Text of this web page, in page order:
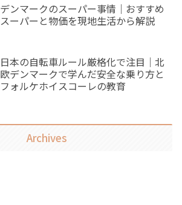
デンマークのスーパー事情｜おすすめ
スーパーと物価を現地生活から解説
日本の自転車ルール厳格化で注目｜北
欧デンマークで学んだ安全な乗り方と
フォルケホイスコーレの教育
Archives